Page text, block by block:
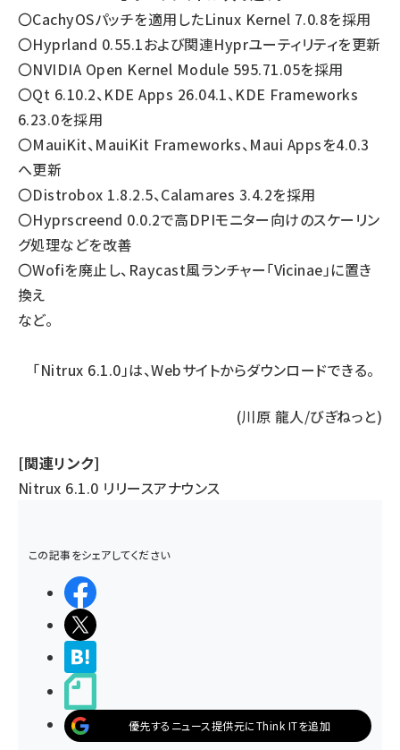
〇CachyOSパッチを適用したLinux Kernel 7.0.8を採用
〇Hyprland 0.55.1および関連Hyprユーティリティを更新
〇NVIDIA Open Kernel Module 595.71.05を採用
〇Qt 6.10.2、KDE Apps 26.04.1、KDE Frameworks
6.23.0を採用
〇MauiKit、MauiKit Frameworks、Maui Appsを4.0.3
へ更新
〇Distrobox 1.8.2.5、Calamares 3.4.2を採用
〇Hyprscreend 0.0.2で高DPIモニター向けのスケーリン
グ処理などを改善
〇Wofiを廃止し、Raycast風ランチャー「Vicinae」に置き
換え
など。
「Nitrux 6.1.0」は、Webサイトからダウンロードできる。
(川原 龍人/びぎねっと)
[関連リンク]
Nitrux 6.1.0 リリースアナウンス
この記事をシェアしてください
優先するニュース提供元にThink ITを追加